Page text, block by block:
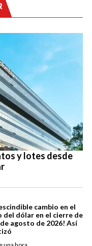
y lotes desde
cambio en el
del dólar en el cierre de
agosto de 2026! Así